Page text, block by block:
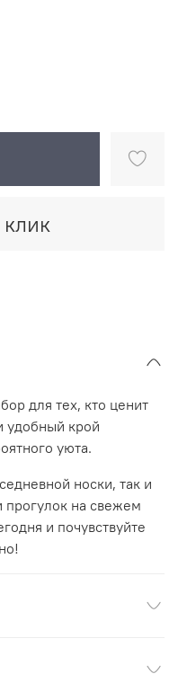
клик
для тех, кто ценит
удобный крой
уюта.
носки, так и
прогулок на свежем
и почувствуйте